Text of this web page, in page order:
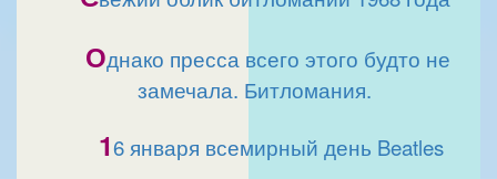
Однако пресса всего этого будто не
замечала. Битломания.
16 января всемирный день Beatles